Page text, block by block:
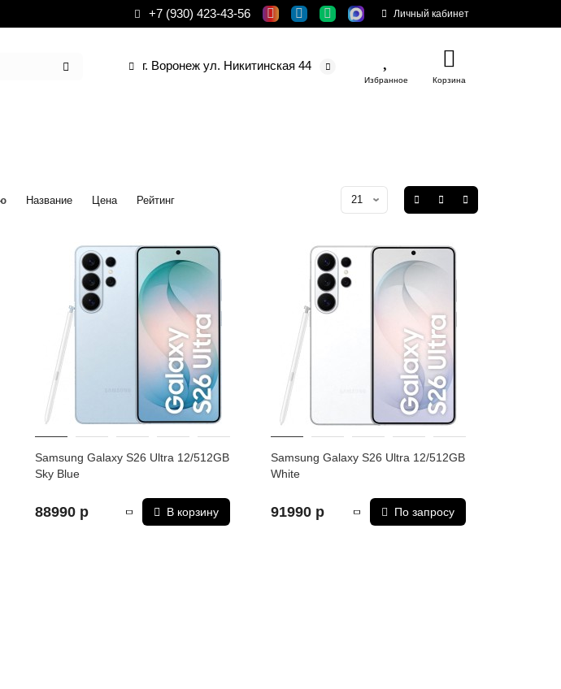
+7 (930) 423-43-56 Личный кабинет
г. Воронеж ул. Никитинская 44
Избранное Корзина
Название Цена Рейтинг
Samsung Galaxy S26 Ultra 12/512GB
Sky Blue
88990 р В корзину
Samsung Galaxy S26 Ultra 12/512GB
White
91990 р По запросу